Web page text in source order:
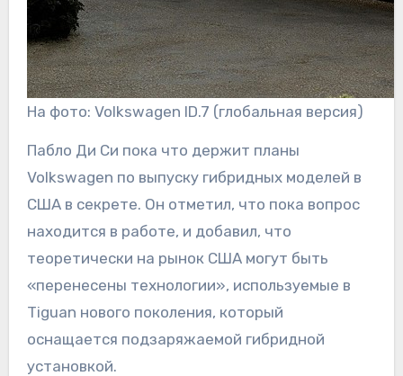
На фото: Volkswagen ID.7 (глобальная версия)
Пабло Ди Си пока что держит планы
Volkswagen по выпуску гибридных моделей в
США в секрете. Он отметил, что пока вопрос
находится в работе, и добавил, что
теоретически на рынок США могут быть
«перенесены технологии», используемые в
Tiguan нового поколения, который
оснащается подзаряжаемой гибридной
установкой.